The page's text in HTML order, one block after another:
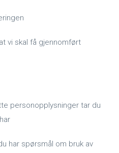
vi skal få gjennomført
personopplysninger tar du
har spørsmål om bruk av